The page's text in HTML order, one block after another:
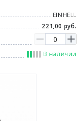
EINHELL
221,00 руб.
В наличии